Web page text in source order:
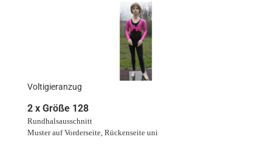
Voltigieranzug
2 x Größe 128
Rundhalsausschnitt
Muster auf Vorderseite, Rückenseite uni